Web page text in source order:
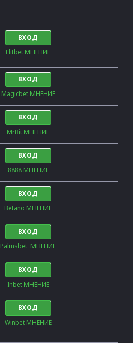
ВХОД
Elitbet МНЕНИЕ
ВХОД
Magicbet МНЕНИЕ
ВХОД
MrBit МНЕНИЕ
ВХОД
8888 МНЕНИЕ
ВХОД
Betano МНЕНИЕ
ВХОД
Palmsbet  МНЕНИЕ
ВХОД
Inbet МНЕНИЕ
ВХОД
Winbet МНЕНИЕ